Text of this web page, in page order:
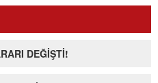
DEĞİŞTİ!